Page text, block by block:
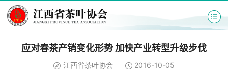
应对春茶产销变化形势 加快产业转型升级步伐
江西省茶叶协会 2016-10-05